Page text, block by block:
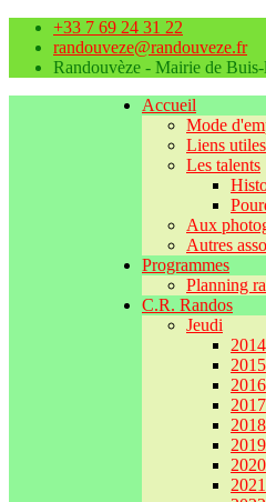
+33 7 69 24 31 22
randouveze@randouveze.fr
Randouvèze - Mairie de
Accueil
Mode
Liens utiles
Les talents
Aux
Autres
Programmes
Planning
C.R. Randos
Jeudi
2014
2015
2016
2017
2018
2019
2020
2021